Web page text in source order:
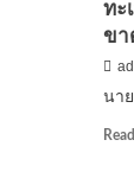
ทะ
ขา
นา